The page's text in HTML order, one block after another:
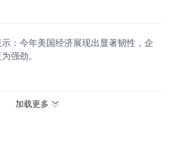
：今年美国经济展现出显著韧性，企
强劲。
加载更多